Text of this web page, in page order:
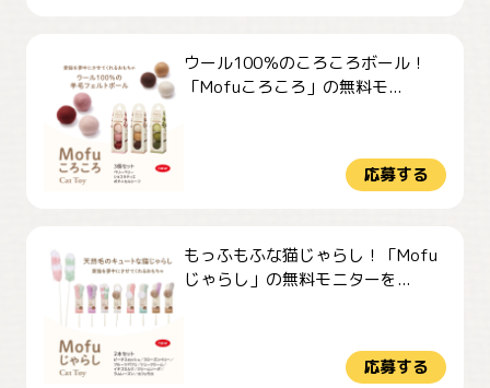
ウール100％のころころボール！
「Mofuころころ」の無料モ...
応募する
もっふもふな猫じゃらし！「Mofu
じゃらし」の無料モニターを...
応募する